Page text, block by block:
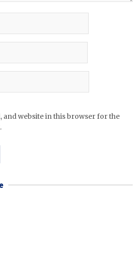
and website in this browser for the